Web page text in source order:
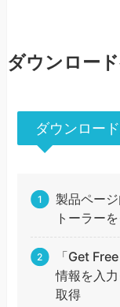
ダウンロー
ダウンロー
製品ペー
トーラー
「Get
情報を入
取得